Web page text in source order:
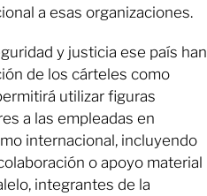
a esas organizaciones.
y justicia ese país han
de los cárteles como
utilizar figuras
a las empleadas en
internacional, incluyendo
o apoyo material
integrantes de la